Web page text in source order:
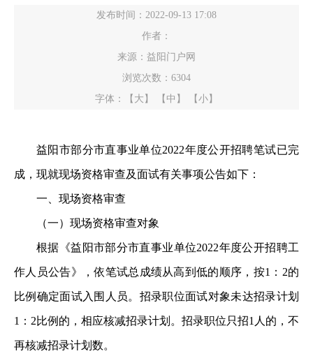
发布时间：2022-09-13 17:08
作者：
来源：益阳门户网
浏览次数： 6304
字体：
【大】 【中】 【小】
益阳市部分市直事业单位2022年度公开招聘笔试已完
成，现就现场资格审查及面试有关事项公告如下：
一、现场资格审查
（一）现场资格审查对象
根据《益阳市部分市直事业单位2022年度公开招聘工
作人员公告》，依笔试总成绩从高到低的顺序，按1：2的
比例确定面试入围人员。招录职位面试对象未达招录计划
1：2比例的，相应核减招录计划。招录职位只招1人的，不
再核减招录计划数。